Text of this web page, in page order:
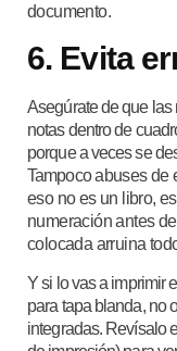
documento.
6. Evita
Asegúrate de que
notas dentro de
porque a veces se
Tampocoabuses de
eso no es un libro,
numeración antes
colocada arruina
Y si lo vas a imprimir
para tapa blanda, no
integradas. Revísalo